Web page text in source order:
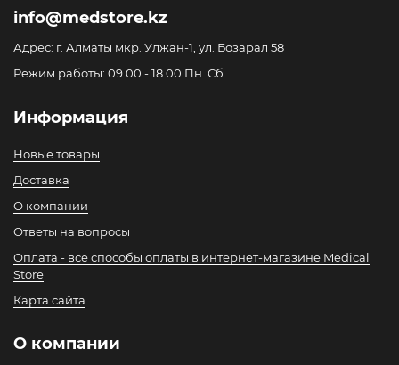
info@medstore.kz
Адрес: г. Алматы мкр. Улжан-1, ул. Бозарал 58
Режим работы: 09.00 - 18.00 Пн. Сб.
Информация
Новые товары
Доставка
О компании
Ответы на вопросы
Оплата - все способы оплаты в интернет-магазине Medical
Store
Карта сайта
О компании